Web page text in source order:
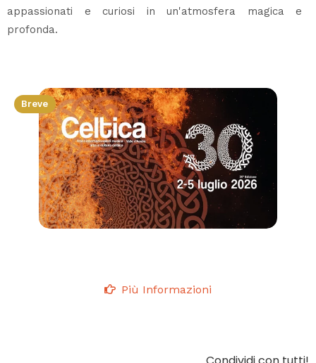
appassionati e curiosi in un'atmosfera magica e
profonda.
Breve
Più Informazioni